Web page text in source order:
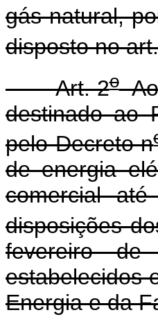
gás natural,
disposto no
Art. 2o
destinado ao
pelo Decreto n
de energia
comercial
disposições
fevereiro
estabelecidos
Energia e da